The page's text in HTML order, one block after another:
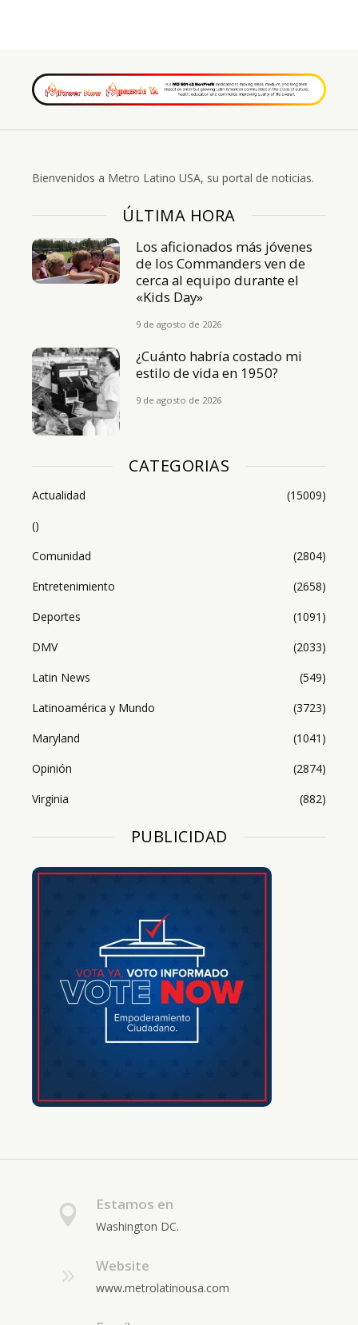
Bienvenidos a Metro Latino USA, su portal de noticias.
ÚLTIMA HORA
Los aficionados más jóvenes
de los Commanders ven de
cerca al equipo durante el
«Kids Day»
9 de agosto de 2026
¿Cuánto habría costado mi
estilo de vida en 1950?
9 de agosto de 2026
CATEGORIAS
Actualidad
(15009)
()
Comunidad
(2804)
Entretenimiento
(2658)
Deportes
(1091)
DMV
(2033)
Latin News
(549)
Latinoamérica y Mundo
(3723)
Maryland
(1041)
Opinión
(2874)
Virginia
(882)
PUBLICIDAD
Estamos en
Washington DC.
Website
www.metrolatinousa.com